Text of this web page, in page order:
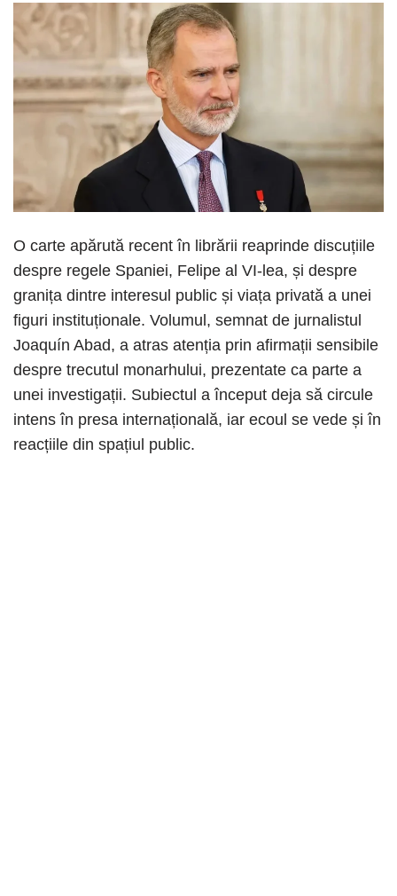
O carte apărută recent în librării reaprinde discuțiile
despre regele Spaniei, Felipe al VI-lea, și despre
granița dintre interesul public și viața privată a unei
figuri instituționale. Volumul, semnat de jurnalistul
Joaquín Abad, a atras atenția prin afirmații sensibile
despre trecutul monarhului, prezentate ca parte a
unei investigații. Subiectul a început deja să circule
intens în presa internațională, iar ecoul se vede și în
reacțiile din spațiul public.